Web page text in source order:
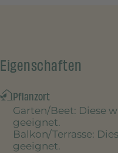
Eigenschaften
Pflanzort
Garten/Beet: Diese
geeignet.
Balkon/Terrasse:
geeignet.